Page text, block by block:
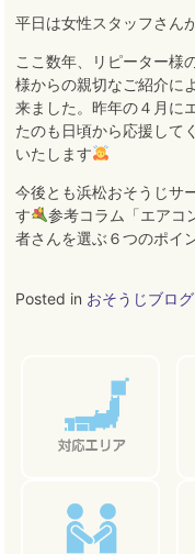
平日は女性スタッフさん
ここ数年、リピーター様
様からの親切なご紹介に
来ました。昨年の４月に
たのも日頃から応援して
いたします
今後とも浜松おそうじサ
す
参考コラム「エアコ
者さんを選ぶ６つのポイ
Posted in おそうじブログ